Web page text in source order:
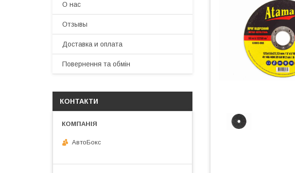
О нас
Отзывы
Доставка и оплата
Повернення та обмін
КОНТАКТИ
АвтоБокс